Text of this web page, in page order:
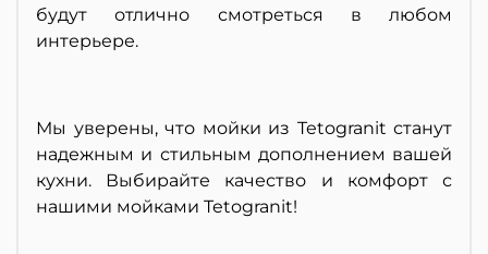
будут отлично смотреться в любом
интерьере.
Мы уверены, что мойки из Tetogranit станут
надежным и стильным дополнением вашей
кухни. Выбирайте качество и комфорт с
нашими мойками Tetogranit!